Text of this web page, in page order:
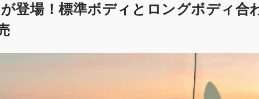
登場！標準ボディとロングボディ合